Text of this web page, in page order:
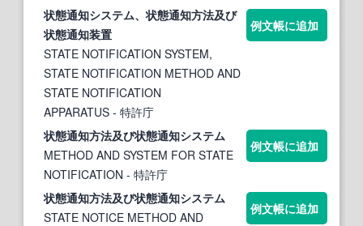
状態通知システム、状態通知方法及び
状態通知装置
STATE NOTIFICATION SYSTEM,
STATE NOTIFICATION METHOD AND
STATE NOTIFICATION
APPARATUS - 特許庁
例文帳に追加
状態通知方法及び状態通知システム
METHOD AND SYSTEM FOR STATE
NOTIFICATION - 特許庁
例文帳に追加
状態通知方法及び状態通知システム
STATE NOTICE METHOD AND
例文帳に追加